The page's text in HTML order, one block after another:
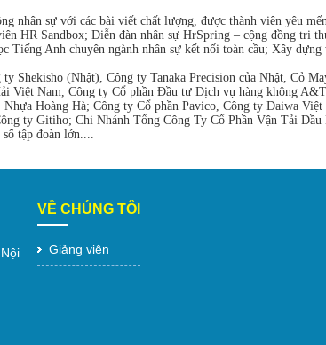
nhân sự với các bài viết chất lượng, được thành viên yêu
HR Sandbox; Diễn đàn nhân sự HrSpring – cộng đồng tri
Anh chuyên ngành nhân sự kết nối toàn cầu; Xây dựng
Shekisho (Nhật), Công ty Tanaka Precision của Nhật, Cỏ
Việt Nam, Công ty Cổ phần Đầu tư Dịch vụ hàng không
Hoàng Hà; Công ty Cổ phần Pavico, Công ty Daiwa Việt
ty Gitiho; Chi Nhánh Tổng Công Ty Cổ Phần Vận Tải
tập đoàn lớn....
VỀ CHÚNG TÔI
Giảng viên